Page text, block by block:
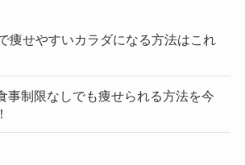
痩せやすいカラダになる方法はこれ
事制限なしでも痩せられる方法を今